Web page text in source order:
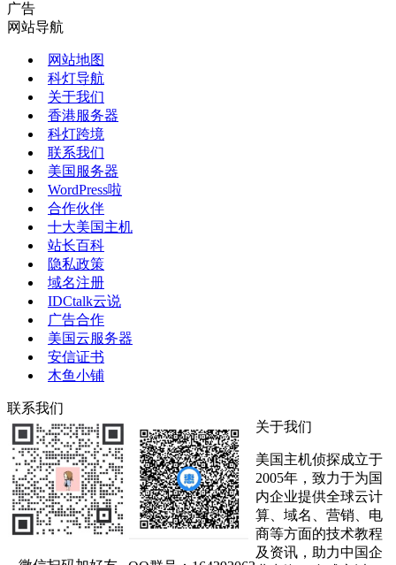
广告
网站导航
网站地图
科灯导航
关于我们
香港服务器
科灯跨境
联系我们
美国服务器
WordPress啦
合作伙伴
十大美国主机
站长百科
隐私政策
域名注册
IDCtalk云说
广告合作
美国云服务器
安信证书
木鱼小铺
联系我们
关于我们
美国主机侦探成立于
2005年，致力于为国
内企业提供全球云计
算、域名、营销、电
商等方面的技术教程
及资讯，助力中国企